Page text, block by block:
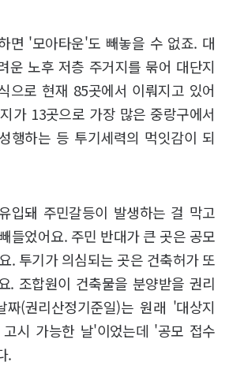
면 '모아타운'도 빼놓을 수 없죠. 대
운 노후 저층 주거지를 묶어 대단지
으로 현재 85곳에서 이뤄지고 있어
가 13곳으로 가장 많은 중랑구에서
행하는 등 투기세력의 먹잇감이 되
입돼 주민갈등이 발생하는 걸 막고
들었어요. 주민 반대가 큰 곳은 공모
. 투기가 의심되는 곳은 건축허가 또
. 조합원이 건축물을 분양받을 권리
(권리산정기준일)는 원래 '대상지
시 가능한 날'이었는데 '공모 접수
.